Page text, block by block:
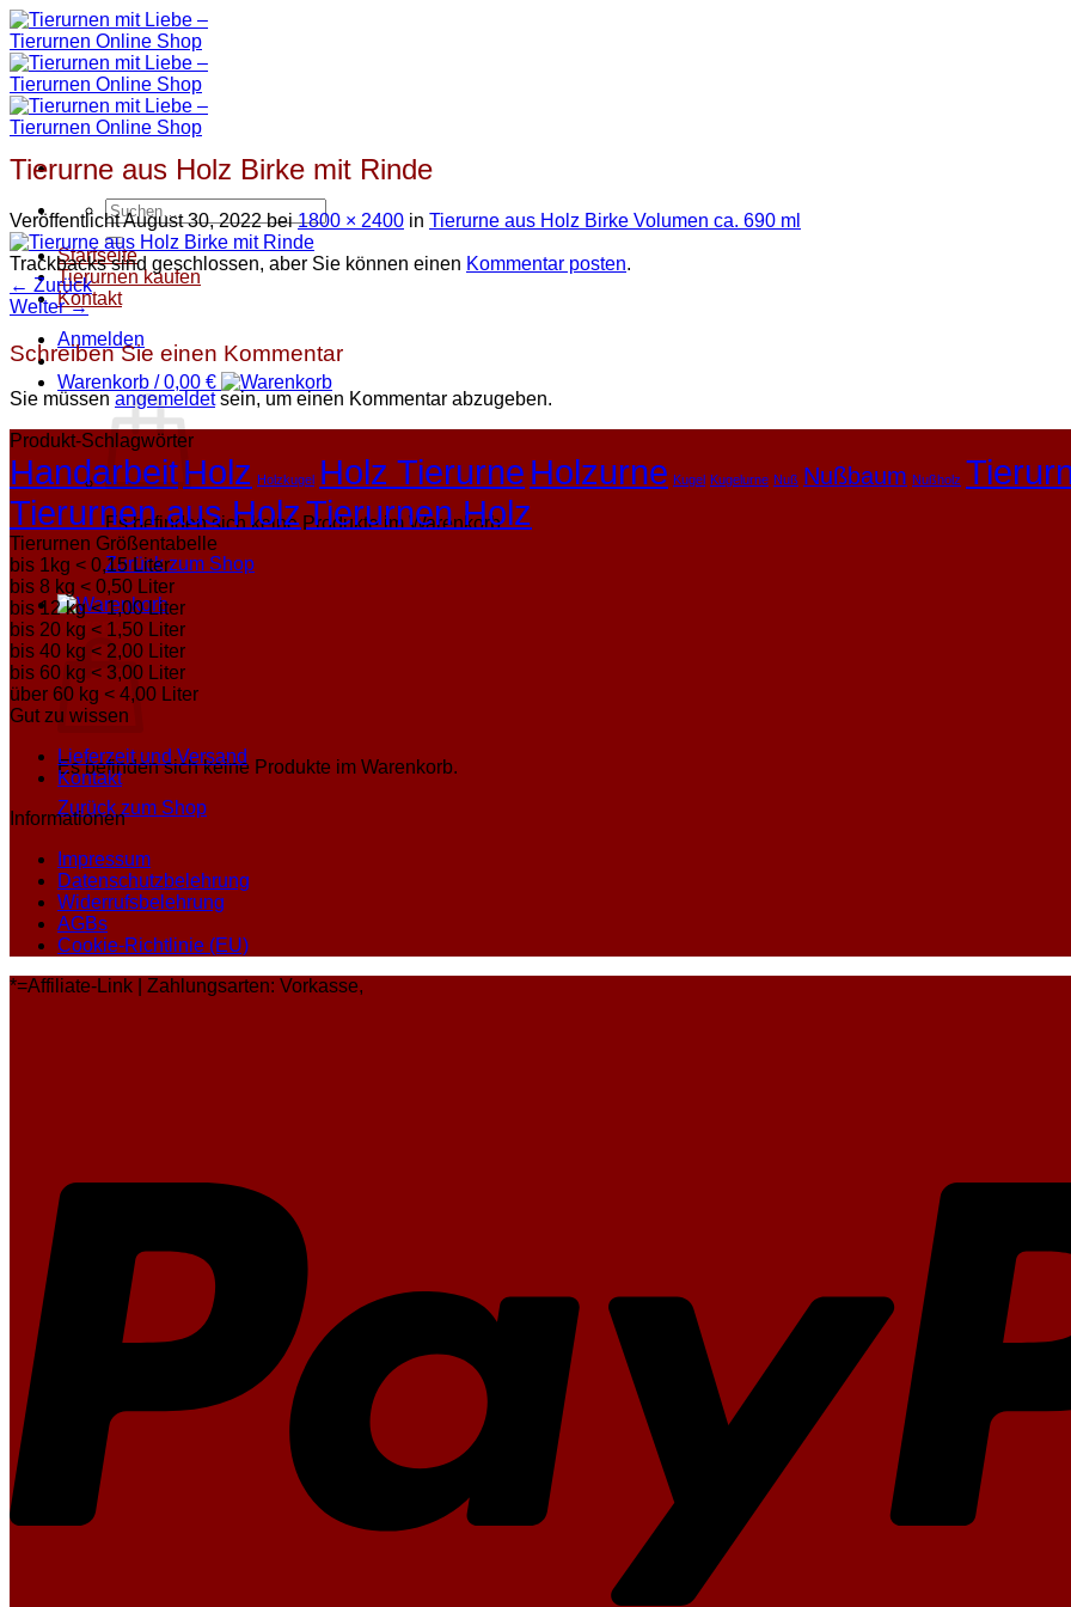
Zum
Inhalt
springen
Suchen
nach:
Startseite
Tierurnen kaufen
Kontakt
Anmelden
Warenkorb /0,00 €
Es befinden sich keine Produkte im Warenkorb.
Zurück zum Shop
Warenkorb
Es befinden sich keine Produkte im Warenkorb.
Zurück zum Shop
Tierurne aus Holz Birke mit Rinde
VeröffentlichtAugust 30, 2022bei1800 × 2400 in Tierurne aus Holz Birke Volumen ca. 690 ml
Trackbacks sind geschlossen, aber Sie können einen Kommentar posten.
← Zurück
Weiter→
Schreiben Sie einen Kommentar
Sie müssen angemeldetsein, um einen Kommentar abzugeben.
Produkt-Schlagwörter
HandarbeitHolz Holzkugel Holz Tierurne Holzurne Kugel Kugelurne Nuß Nußbaum Nußholz
Tierurnen aus HolzTierurnen Holz
Tierurnen Größentabelle
bis 1kg < 0,15 Liter
bis 8 kg < 0,50 Liter
bis 12 kg < 1,00 Liter
bis 20 kg < 1,50 Liter
bis 40 kg < 2,00 Liter
bis 60 kg < 3,00 Liter
über 60 kg < 4,00 Liter
Gut zu wissen
Lieferzeit und Versand
Kontakt
Informationen
Impressum
Datenschutzbelehrung
Widerrufsbelehrung
AGBs
Cookie-Richtlinie (EU)
*=Affiliate-Link | Zahlungsarten: Vorkasse,